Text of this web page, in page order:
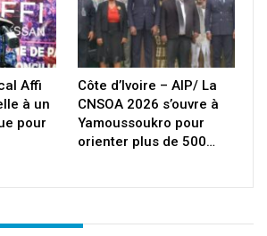
Affi
à un
pour
Côte d’Ivoire – AIP/ La
CNSOA 2026 s’ouvre à
Yamoussoukro pour
orienter plus de 500…